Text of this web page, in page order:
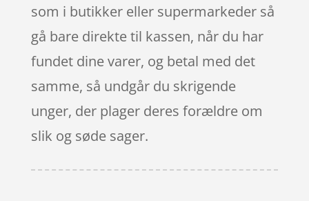
som i butikker eller supermarkeder så
gå bare direkte til kassen, når du har
fundet dine varer, og betal med det
samme, så undgår du skrigende
unger, der plager deres forældre om
slik og søde sager.